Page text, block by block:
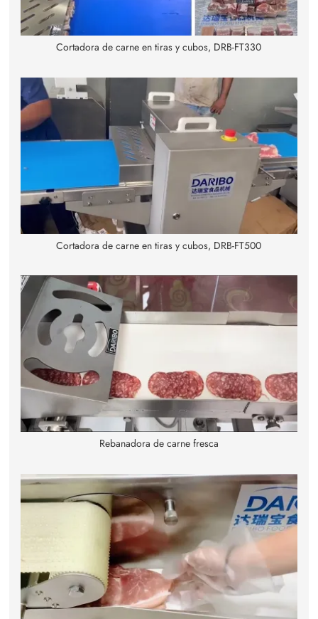
Cortadora de carne en tiras y cubos, DRB-FT330
Cortadora de carne en tiras y cubos, DRB-FT500
Rebanadora de carne fresca